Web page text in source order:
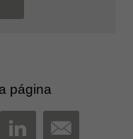
página